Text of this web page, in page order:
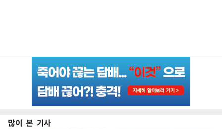
많이 본 기사